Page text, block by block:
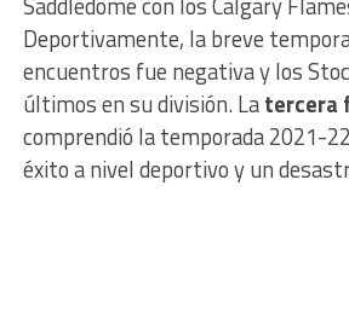
Deportivamente, la breve
encuentros fue negativa y los
últimos en su división. Latercera
comprendió la temporada 2021-
éxito a nivel deportivo y un